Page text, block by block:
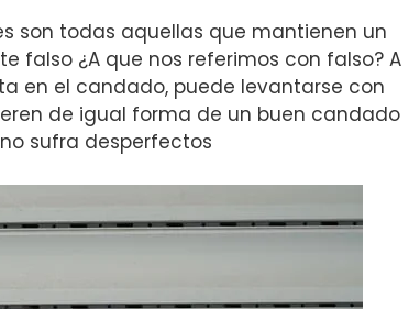
son todas aquellas que mantienen un
falso ¿A que nos referimos con falso? A
en el candado, puede levantarse con
de igual forma de un buen candado
sufra desperfectos